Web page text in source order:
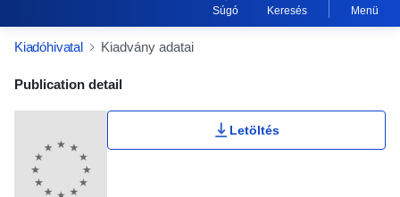
Súgó Keresés Menü
Kiadóhivatal Kiadvány adatai
Publication Detail Actions Portlet
Publication detail
Letöltés